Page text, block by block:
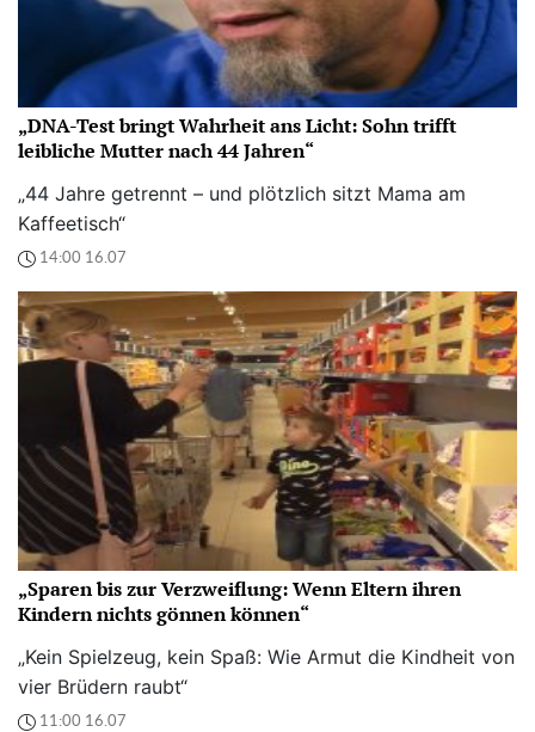
„DNA-Test bringt Wahrheit ans Licht: Sohn trifft
leibliche Mutter nach 44 Jahren“
„44 Jahre getrennt – und plötzlich sitzt Mama am
Kaffeetisch“
14:00 16.07
„Sparen bis zur Verzweiflung: Wenn Eltern ihren
Kindern nichts gönnen können“
„Kein Spielzeug, kein Spaß: Wie Armut die Kindheit von
vier Brüdern raubt“
11:00 16.07